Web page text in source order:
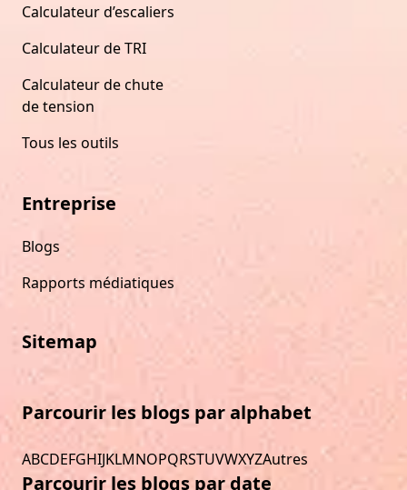
Calculateur d’escaliers
Calculateur de TRI
Calculateur de chute
de tension
Tous les outils
Entreprise
Blogs
Rapports médiatiques
Sitemap
Parcourir les blogs par alphabet
ABCDEFGHIJKLMNOPQRSTUVWXYZAutres
Parcourir les blogs par date